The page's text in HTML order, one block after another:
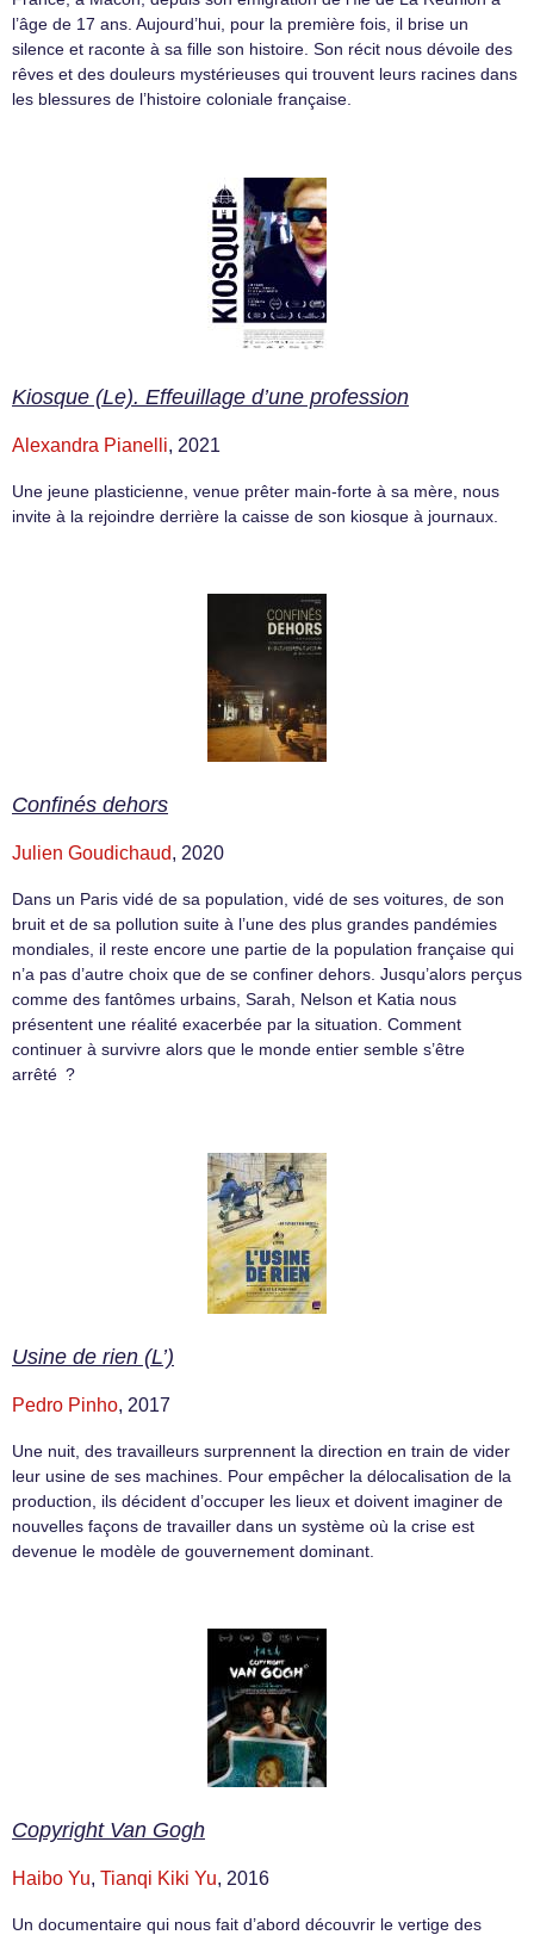
l’âge de 17 ans. Aujourd’hui, pour la première fois, il brise un
silence et raconte à sa fille son histoire. Son récit nous dévoile des
rêves et des douleurs mystérieuses qui trouvent leurs racines dans
les blessures de l’histoire coloniale française.
Kiosque (Le). Effeuillage d’une profession
Alexandra Pianelli, 2021
Une jeune plasticienne, venue prêter main-forte à sa mère, nous
invite à la rejoindre derrière la caisse de son kiosque à journaux.
Confinés dehors
Julien Goudichaud, 2020
Dans un Paris vidé de sa population, vidé de ses voitures, de son
bruit et de sa pollution suite à l’une des plus grandes pandémies
mondiales, il reste encore une partie de la population française qui
n’a pas d’autre choix que de se confiner dehors. Jusqu’alors perçus
comme des fantômes urbains, Sarah, Nelson et Katia nous
présentent une réalité exacerbée par la situation. Comment
continuer à survivre alors que le monde entier semble s’être
arrêté ?
Usine de rien (L’)
Pedro Pinho, 2017
Une nuit, des travailleurs surprennent la direction en train de vider
leur usine de ses machines. Pour empêcher la délocalisation de la
production, ils décident d’occuper les lieux et doivent imaginer de
nouvelles façons de travailler dans un système où la crise est
devenue le modèle de gouvernement dominant.
Copyright Van Gogh
Haibo Yu, Tianqi Kiki Yu, 2016
Un documentaire qui nous fait d’abord découvrir le vertige des